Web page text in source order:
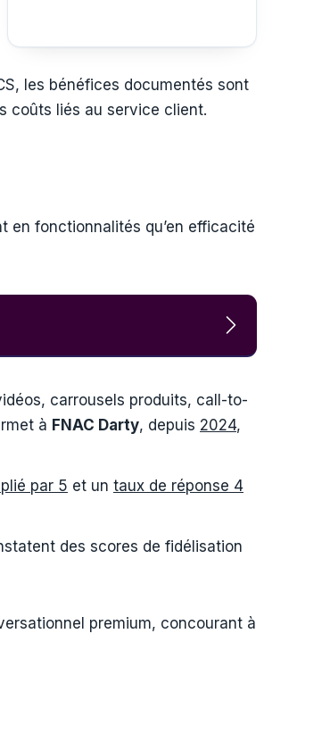
les bénéfices documentés sont
coûts liés au service client.
en fonctionnalités qu’en efficacité
carrousels produits, call-to-
à FNAC Darty, depuis 2024,
par 5 et un taux de réponse 4
des scores de fidélisation
premium, concourant à